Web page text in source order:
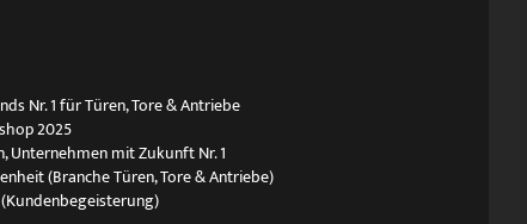
Nr. 1 für Türen, Tore & Antriebe
2025
Unternehmen mit Zukunft Nr. 1
(Branche Türen, Tore & Antriebe)
(Kundenbegeisterung)